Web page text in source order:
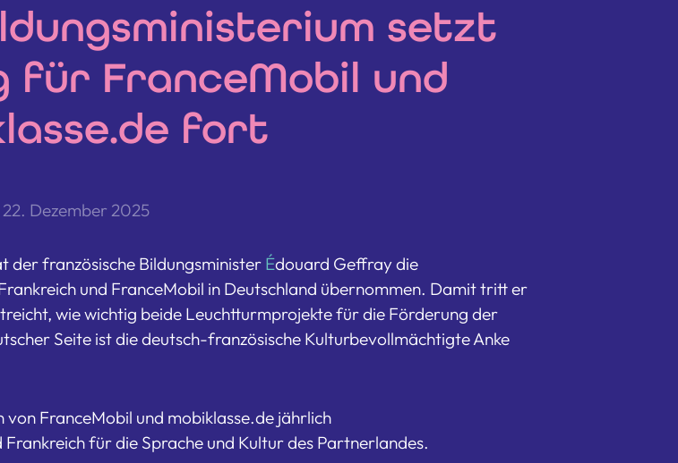
setzt
für FranceMobil und
fort
22. Dezember 2025
der französische Bildungsminister Édouard Geffray die
und FranceMobil in Deutschland übernommen. Damit tritt er
wie wichtig beide Leuchtturmprojekte für die Förderung der
Seite ist die deutsch-französische Kulturbevollmächtigte Anke
FranceMobil und mobiklasse.de jährlich
für die Sprache und Kultur des Partnerlandes.